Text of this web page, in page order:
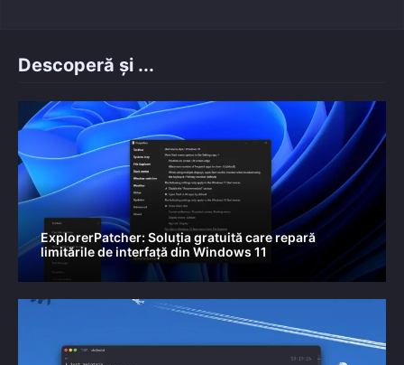
Descoperă și ...
ExplorerPatcher: Soluția gratuită care repară
limitările de interfață din Windows 11